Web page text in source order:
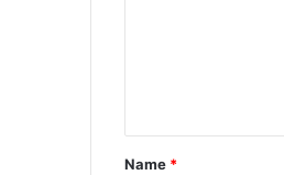
*
Name *